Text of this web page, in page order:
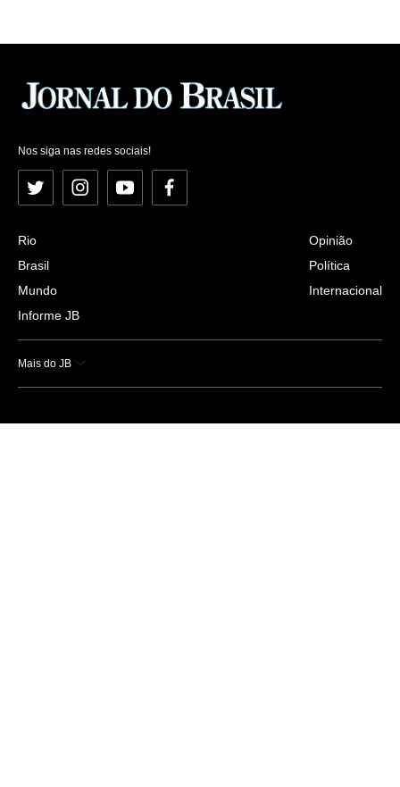
Nos siga nas redes sociais!
Twitter InstagramYouTubeFacebook
Rio
Brasil
Mundo
Informe JB
Opinião
Política
Internacional
Mais do JB
Esportes